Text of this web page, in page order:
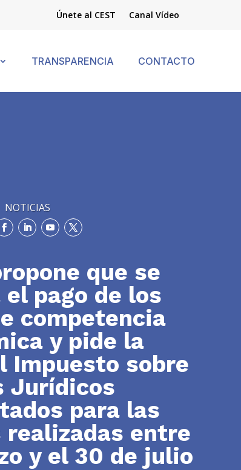
Únete al CEST Canal Vídeo
TRANSPARENCIA CONTACTO
NOTICIAS
que se
el pago de los
competencia
y pide la
Impuesto sobre
Jurídicos
para las
realizadas entre
y el 30 de julio